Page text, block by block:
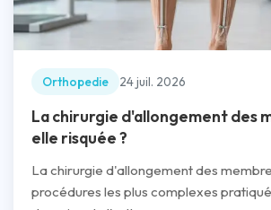
Orthopedie 24 juil. 2026
La chirurgie d'allongement des
elle risquée ?
La chirurgie d'allongement des
procédures les plus complexes